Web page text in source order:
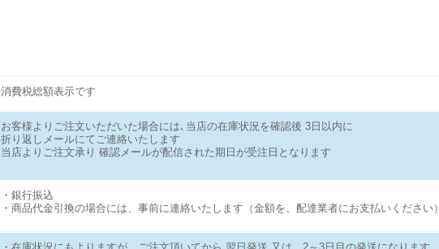
消費税総額表示です
お客様よりご注文いただいた場合には､当店の在庫状況を確認後 3日以内に
折り返しメールにてご連絡いたします
当店よりご注文承り 確認メールが配信された期日が受注日となります
・銀行振込
・商品代金引換の場合には、事前に連絡いたします（金額を、配達業者にお支払いください）